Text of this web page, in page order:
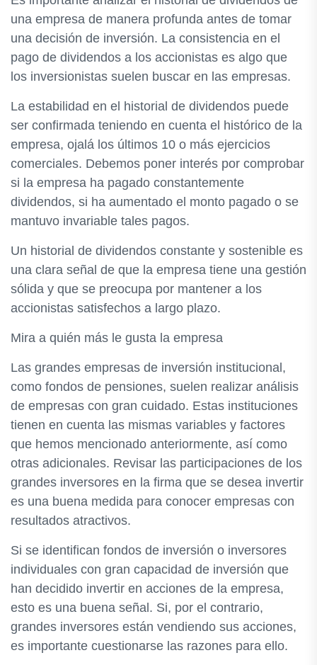
una empresa de manera profunda antes de tomar
una decisión de inversión. La consistencia en el
pago de dividendos a los accionistas es algo que
los inversionistas suelen buscar en las empresas.
La estabilidad en el historial de dividendos puede
ser confirmada teniendo en cuenta el histórico de la
empresa, ojalá los últimos 10 o más ejercicios
comerciales. Debemos poner interés por comprobar
si la empresa ha pagado constantemente
dividendos, si ha aumentado el monto pagado o se
mantuvo invariable tales pagos.
Un historial de dividendos constante y sostenible es
una clara señal de que la empresa tiene una gestión
sólida y que se preocupa por mantener a los
accionistas satisfechos a largo plazo.
Mira a quién más le gusta la empresa
Las grandes empresas de inversión institucional,
como fondos de pensiones, suelen realizar análisis
de empresas con gran cuidado. Estas instituciones
tienen en cuenta las mismas variables y factores
que hemos mencionado anteriormente, así como
otras adicionales. Revisar las participaciones de los
grandes inversores en la firma que se desea invertir
es una buena medida para conocer empresas con
resultados atractivos.
Si se identifican fondos de inversión o inversores
individuales con gran capacidad de inversión que
han decidido invertir en acciones de la empresa,
esto es una buena señal. Si, por el contrario,
grandes inversores están vendiendo sus acciones,
es importante cuestionarse las razones para ello.